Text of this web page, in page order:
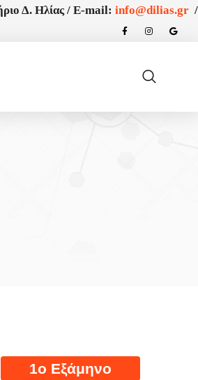
Δ. Ηλίας / E-mail: info@dilias.gr/
1ο Εξάμηνο